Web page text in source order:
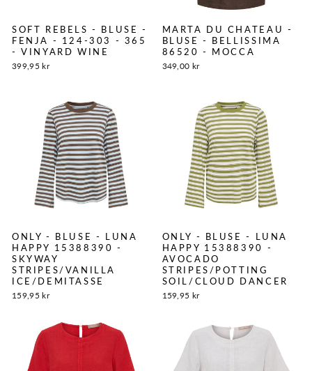
SOFT REBELS - BLUSE -
FENJA - 124-303 - 365
- VINYARD WINE
399,95 kr
MARTA DU CHATEAU -
BLUSE - BELLISSIMA
86520 - MOCCA
349,00 kr
ONLY - BLUSE - LUNA
HAPPY 15388390 -
SKYWAY
STRIPES/VANILLA
ICE/DEMITASSE
159,95 kr
ONLY - BLUSE - LUNA
HAPPY 15388390 -
AVOCADO
STRIPES/POTTING
SOIL/CLOUD DANCER
159,95 kr